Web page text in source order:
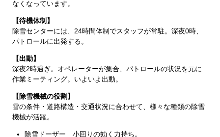
なくなっています。
【待機体制】
除雪センターには、24時間体制でスタッフが常駐。深夜0時、
パトロールに出発する。
【出動】
深夜2時過ぎ。オペレーターが集合、パトロールの状況を元に
作業ミーティング。いよいよ出動。
【除雪機械の役割】
雪の条件・道路構造・交通状況に合わせて、様々な種類の除雪
機械が活躍。
除雪ドーザー 小回りの効く力持ち。